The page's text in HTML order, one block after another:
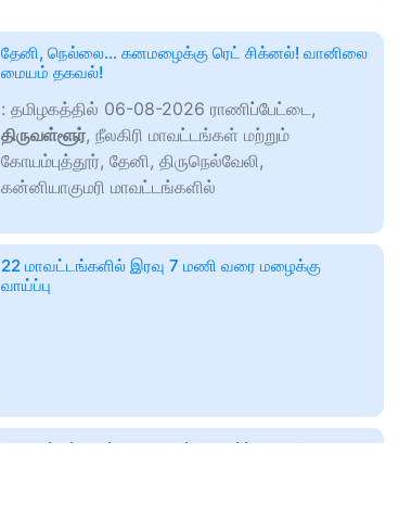
தேனி, நெல்லை... கனமழைக்கு ரெட் சிக்னல்! வானிலை
மையம் தகவல்!
: தமிழகத்தில் 06-08-2026 ராணிப்பேட்டை,
திருவள்ளூர், நீலகிரி மாவட்டங்கள் மற்றும்
கோயம்புத்தூர், தேனி, திருநெல்வேலி,
கன்னியாகுமரி மாவட்டங்களில்
22 மாவட்டங்களில் இரவு 7 மணி வரை மழைக்கு
வாய்ப்பு
7 மாவட்டங்களில் கனமழைக்கு வாய்ப்பு tamil nadu